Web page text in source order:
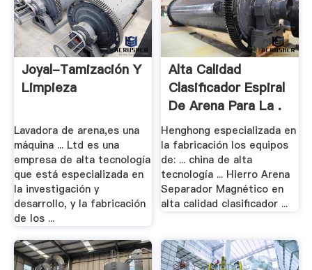
Joyal-Tamización Y
Limpieza
Lavadora de arena,es una
máquina ... Ltd es una
empresa de alta tecnología
que está especializada en
la investigación y
desarrollo, y la fabricación
de los ...
Alta Calidad
Clasificador Espiral
De Arena Para La .
Henghong especializada en
la fabricación los equipos
de: ... china de alta
tecnología ... Hierro Arena
Separador Magnético en
alta calidad clasificador ...